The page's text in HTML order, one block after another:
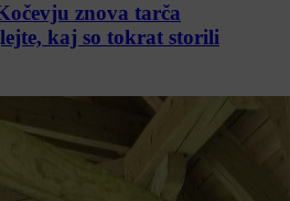
znova tarča
kaj so tokrat storili